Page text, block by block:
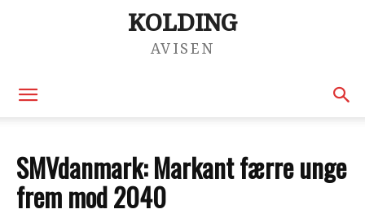
KOLDING
AVISEN
SMVdanmark: Markant færre unge
frem mod 2040